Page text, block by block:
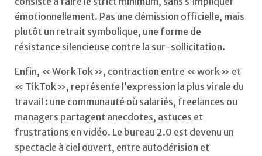
émotionnellement. Pas une démission officielle, mais
plutôt un retrait symbolique, une forme de
résistance silencieuse contre la sur-sollicitation.
Enfin, « WorkTok », contraction entre « work » et
« TikTok », représente l’expression la plus virale du
travail : une communauté où salariés, freelances ou
managers partagent anecdotes, astuces et
frustrations en vidéo. Le bureau 2.0 est devenu un
spectacle à ciel ouvert, entre autodérision et